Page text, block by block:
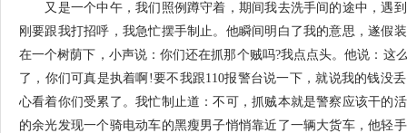
又是一个中午，我们照例蹲守着，期间我去洗手间的途中，遇到
刚要跟我打招呼，我急忙摆手制止。他瞬间明白了我的意思，遂假
在一个树荫下，小声说：你们还在抓那个贼吗?我点点头。他说：这
了，你们可真是执着啊!要不我跟110报警台说一下，就说我的钱没
心看着你们受累了。我忙制止道：不可，抓贼本就是警察应该干的
的余光发现一个骑电动车的黑瘦男子悄悄靠近了一辆大货车，他轻